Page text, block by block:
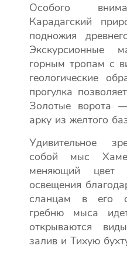
Особого
Карадагский
подножия
Экскурсионные
горным тропам с
геологические
прогулка
Золотые ворота
арку из желтого
Удивительное
собой мыс
меняющий цвет
освещения
сланцам в его
гребню мыса
открываются
залив и Тихую